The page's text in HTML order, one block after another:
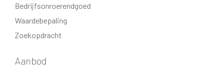
- 20 zonnepanelen 2015;
Bedrijfsonroerendgoed
Waardebepaling
Zoekopdracht
Aanbod